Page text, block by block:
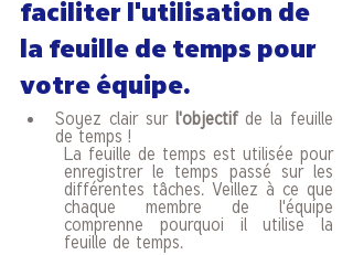
faciliter l'utilisation de
la feuille de temps pour
votre équipe.
Soyez clair sur l'objectif de la feuille
de temps !
La feuille de temps est utilisée pour
enregistrer le temps passé sur les
différentes tâches. Veillez à ce que
chaque membre de l'équipe
comprenne pourquoi il utilise la
feuille de temps.